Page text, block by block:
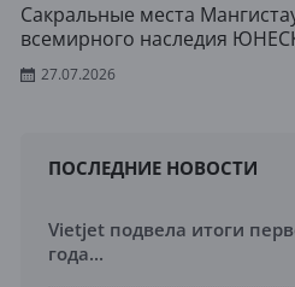
Сакральные места
всемирного наследия
27.07.2026
ПОСЛЕДНИЕ НОВОСТИ
Vietjet подвела итоги
года...